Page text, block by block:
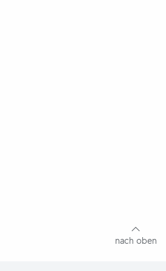
nach oben